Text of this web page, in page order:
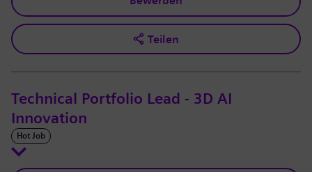
Teilen
Technical Portfolio Lead - 3D AI
Innovation
Hot Job